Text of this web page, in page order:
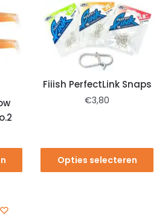
Fiiish PerfectLink Snaps
€3,80
Opties selecteren